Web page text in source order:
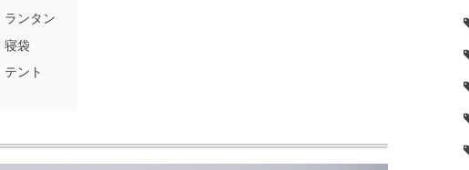
ランタン
寝袋
テント